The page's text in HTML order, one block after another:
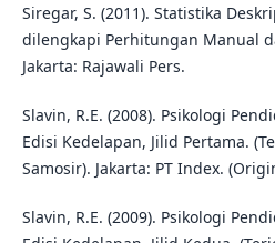
Siregar, S. (2011). Statistika
dilengkapi Perhitungan Manual
Jakarta: Rajawali Pers.
Slavin, R.E. (2008). Psikologi
Edisi Kedelapan, Jilid Pertama.
Samosir). Jakarta: PT Index.
Slavin, R.E. (2009). Psikologi